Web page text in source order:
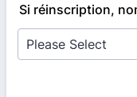
Si réinscription,